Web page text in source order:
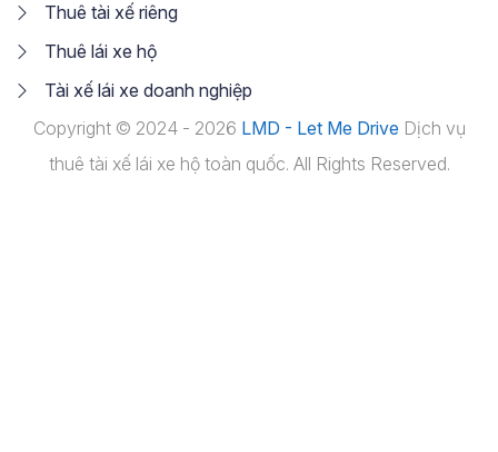
Thuê tài xế riêng
Thuê lái xe hộ
Tài xế lái xe doanh nghiệp
Copyright © 2024 - 2026 LMD - Let Me Drive Dịch vụ
thuê tài xế lái xe hộ toàn quốc. All Rights Reserved.